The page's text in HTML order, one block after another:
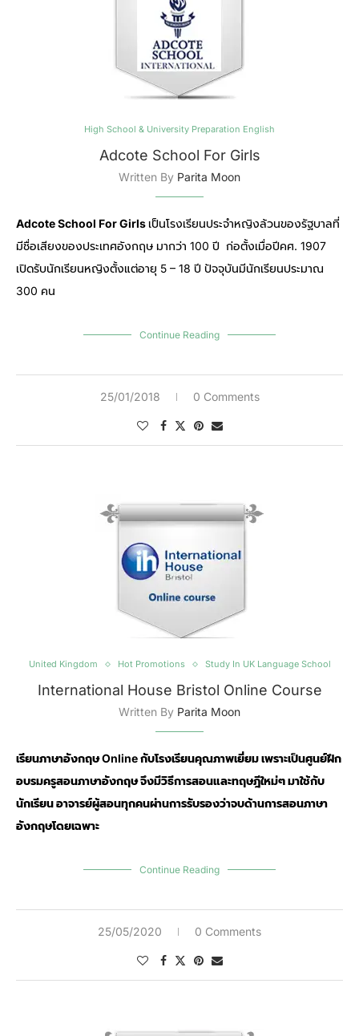
High School & University Preparation English
Adcote School For Girls
Written By Parita Moon
Adcote School For Girlsเป็นโรงเรียนประจำหญิงล้วนของรัฐบาลที่
มีชื่อเสียงของประเทศอังกฤษ มากว่า 100 ปี ก่อตั้งเมื่อปีคศ. 1907
เปิดรับนักเรียนหญิงตั้งแต่อายุ 5 – 18 ปี ปัจจุบันมีนักเรียนประมาณ
300 คน
Continue Reading
25/01/2018 0 Comments
United Kingdom Hot Promotions Study In UK Language School
International House Bristol Online Course
Written By Parita Moon
เรียนภาษาอังกฤษ Online กับโรงเรียนคุณภาพเยี่ยม เพราะเป็นศูนย์ฝึก
อบรมครูสอนภาษาอังกฤษ จึงมีวิธีการสอนและทฤษฎีใหม่ๆ มาใช้กับ
นักเรียน อาจารย์ผู้สอนทุกคนผ่านการรับรองว่าจบด้านการสอนภาษา
อังกฤษโดยเฉพาะ
Continue Reading
25/05/2020 0 Comments